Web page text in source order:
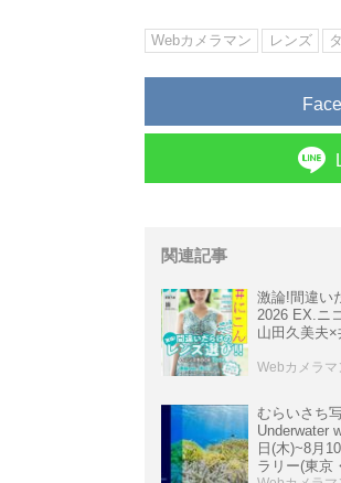
Webカメラマン レンズ
関連記事
激論!間違い
2026 EX.ニ
山田久美夫
Webカメラマ
むらいさち
Underwater
日(木)~8月
ラリー(東京